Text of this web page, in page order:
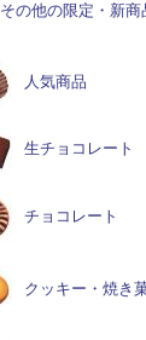
その他の限定・新商
人気商品
生チョコレート
チョコレート
クッキー・焼き